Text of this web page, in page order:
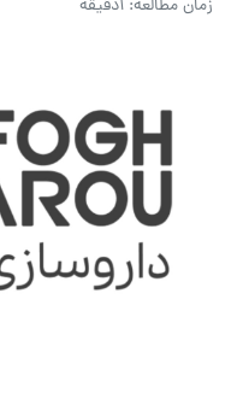
زمان مطالعه: 1دقیقه